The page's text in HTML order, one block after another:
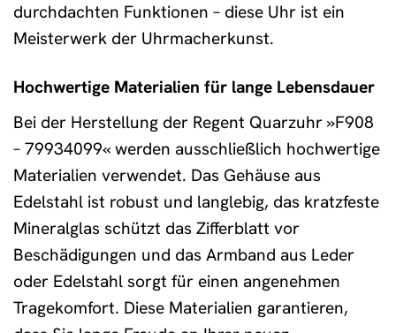
durchdachten Funktionen – diese Uhr ist ein
Meisterwerk der Uhrmacherkunst.
Hochwertige Materialien für lange Lebensdauer
Bei der Herstellung der Regent Quarzuhr »F908
– 79934099« werden ausschließlich hochwertige
Materialien verwendet. Das Gehäuse aus
Edelstahl ist robust und langlebig, das kratzfeste
Mineralglas schützt das Zifferblatt vor
Beschädigungen und das Armband aus Leder
oder Edelstahl sorgt für einen angenehmen
Tragekomfort. Diese Materialien garantieren,